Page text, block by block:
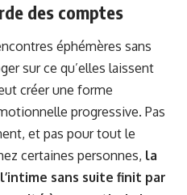
des comptes
éphémères sans
sur ce qu’elles laissent
créer une forme
progressive. Pas
et pas pour tout le
certaines personnes, la
sans suite finit par